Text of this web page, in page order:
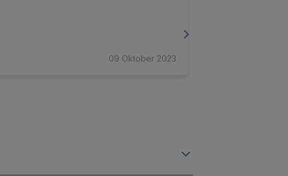
09 Oktober 2023